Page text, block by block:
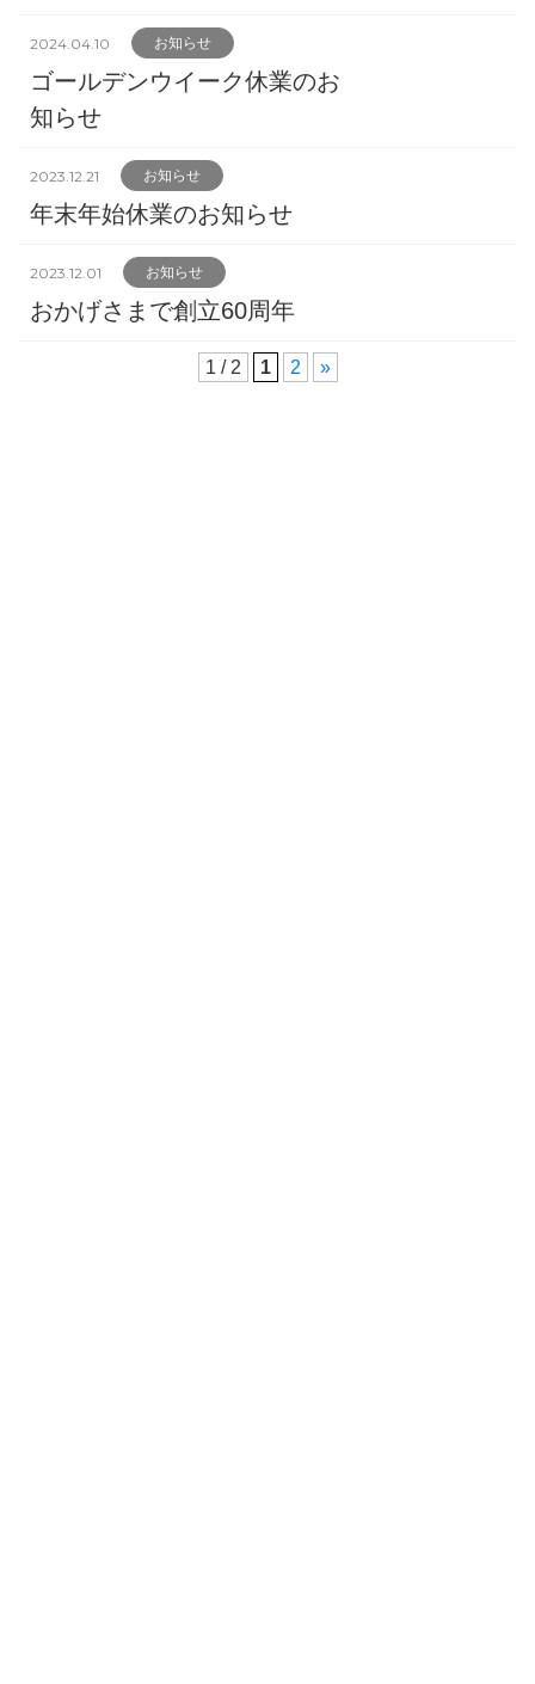
2024.04.10 お知らせ
ゴールデンウイーク休業のお
知らせ
2023.12.21 お知らせ
年末年始休業のお知らせ
2023.12.01 お知らせ
おかげさまで創立60周年
1 / 2 1 2 »